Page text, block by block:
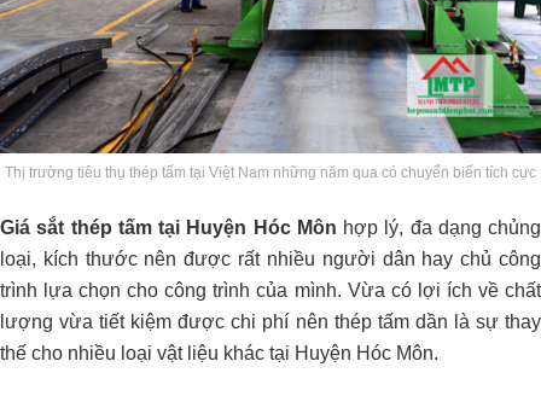
Thị trường tiêu thụ thép tấm tại Việt Nam những năm qua có chuyển biến tích cực
Giá sắt thép tấm tại Huyện Hóc Môn hợp lý, đa dạng chủng
loại, kích thước nên được rất nhiều người dân hay chủ công
trình lựa chọn cho công trình của mình. Vừa có lợi ích về chất
lượng vừa tiết kiệm được chi phí nên thép tấm dần là sự thay
thế cho nhiều loại vật liệu khác tại Huyện Hóc Môn.